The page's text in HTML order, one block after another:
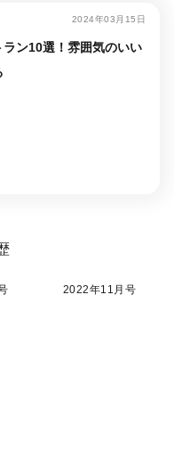
2024年03月15日
ン10選！雰囲気のいい
2022年11月号